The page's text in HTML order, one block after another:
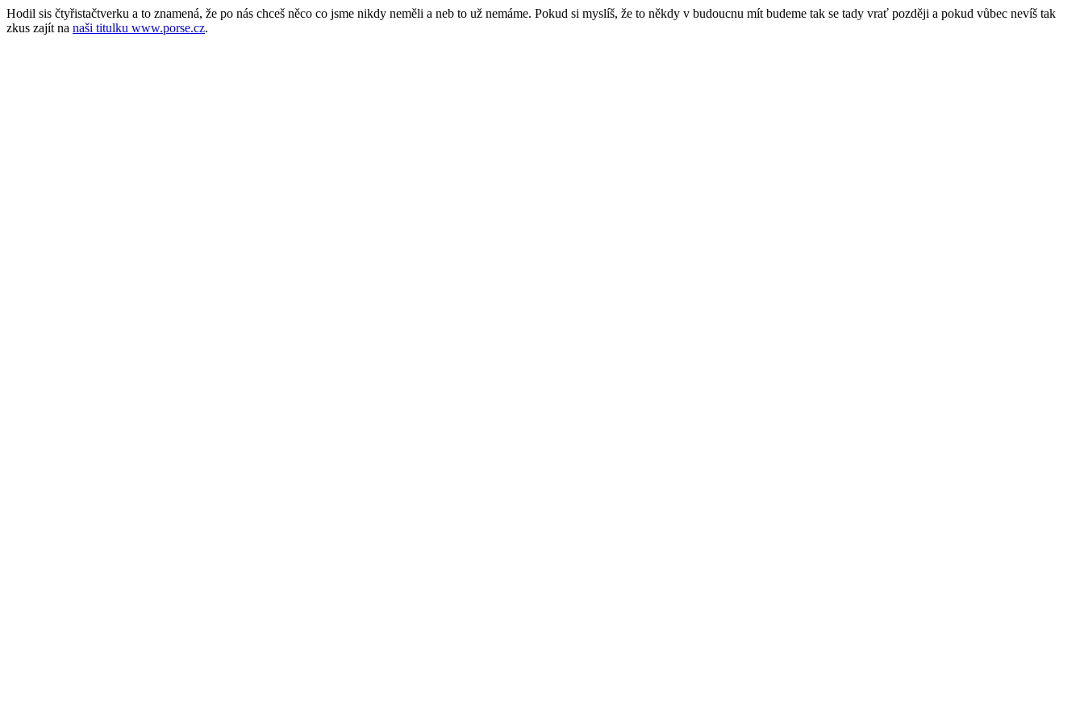
Hodil sis čtyřistačtverku a to znamená, že po nás chceš něco co jsme nikdy neměli a neb to už nemáme. Pokud si myslíš, že to někdy v budoucnu mít budeme tak se tady vrať později a pokud vůbec nevíš tak
zkus zajít na naši titulku www.porse.cz.